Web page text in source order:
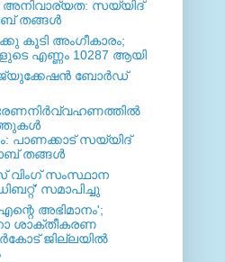
അനിവാര്യത: സയ്യിദ്
തങ്ങള്‍
കൂടി അംഗീകാരം;
എണ്ണം 10287 ആയി
ബോര്‍ഡ്
പാണക്കാട് സയ്യിദ്
തങ്ങള്‍
വിംഗ് സംസ്ഥാന
സമാപിച്ചു
അഭിമാനം';
ശാക്തീകരണ
ജില്ലയില്‍